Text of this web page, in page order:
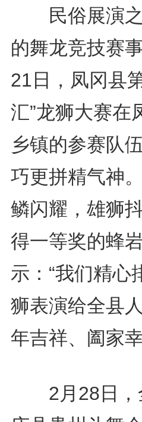
民俗展演之
的舞龙竞技赛
21日，凤冈县
汇”龙狮大赛在
乡镇的参赛队
巧更拼精气神
鳞闪耀，雄狮
得一等奖的蜂
示：“我们精心
狮表演给全县
年吉祥、阖家
2月28日，